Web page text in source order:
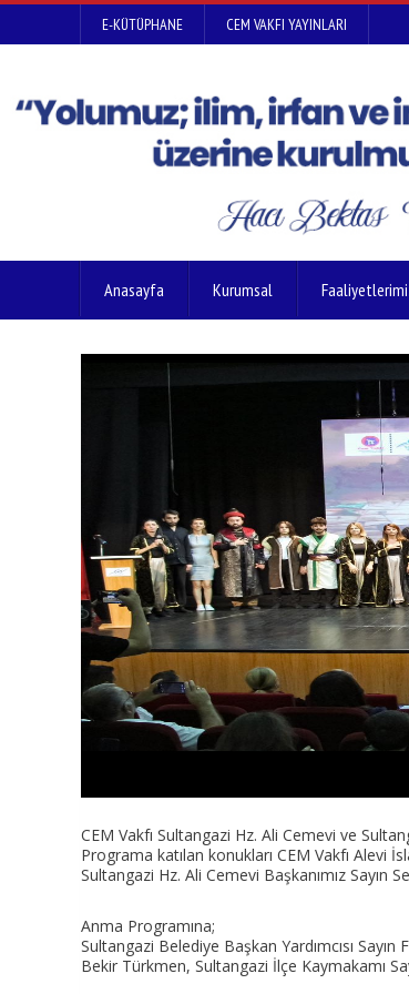
E-KÜTÜPHANE CEM VAKFI YAYINLARI
Anasayfa Kurumsal
CEM Vakfı Sultangazi Hz. Ali Cemevi ve
Programa katılan konukları CEM Vakfı Alevi
Sultangazi Hz. Ali Cemevi Başkanımız Sayın
Anma Programına;
Sultangazi Belediye Başkan Yardımcısı
Bekir Türkmen, Sultangazi İlçe Kaymakamı